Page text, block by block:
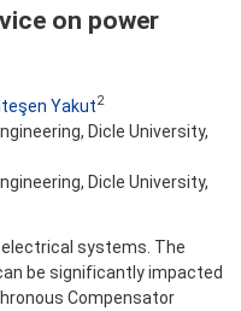
on power
Yakut2
Dicle University,
Dicle University,
systems. The
be significantly impacted
Compensator